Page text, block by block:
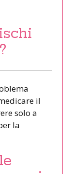
il
solo a
la